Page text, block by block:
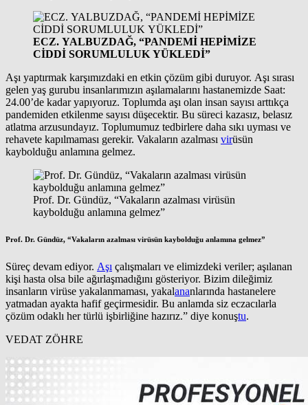
ECZ. YALBUZDAĞ, “PANDEMİ HEPİMİZE
CİDDİ SORUMLULUK YÜKLEDİ”
Aşı yaptırmak karşımızdaki en etkin çözüm gibi duruyor. Aşı sırası
gelen yaş gurubu insanlarımızın aşılamalarını hastanemizde Saat:
24.00’de kadar yapıyoruz. Toplumda aşı olan insan sayısı arttıkça
pandemiden etkilenme sayısı düşecektir. Bu süreci kazasız, belasız
atlatma arzusundayız. Toplumumuz tedbirlere daha sıkı uyması ve
rehavete kapılmaması gerekir. Vakaların azalması virüsün
kaybolduğu anlamına gelmez.
Prof. Dr. Gündüz, “Vakaların azalması virüsün
kaybolduğu anlamına gelmez”
Prof. Dr. Gündüz, “Vakaların azalması virüsün kaybolduğu anlamına gelmez”
Süreç devam ediyor. Aşı çalışmaları ve elimizdeki veriler; aşılanan
kişi hasta olsa bile ağırlaşmadığını gösteriyor. Bizim dileğimiz
insanların virüse yakalanmaması, yakalananlarında hastanelere
yatmadan ayakta hafif geçirmesidir. Bu anlamda siz eczacılarla
çözüm odaklı her türlü işbirliğine hazırız.” diye konuştu.
VEDAT ZÖHRE